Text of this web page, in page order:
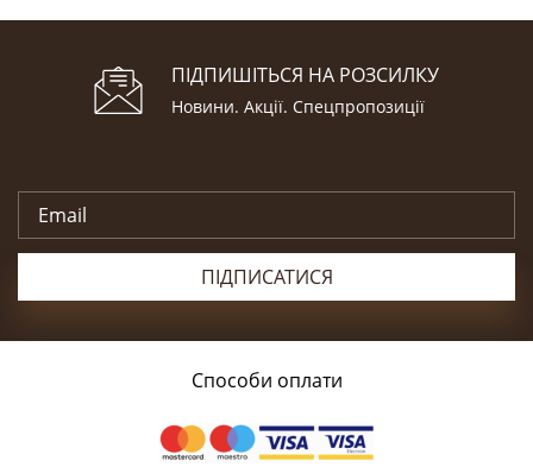
ПІДПИШІТЬСЯ НА РОЗСИЛКУ
Новини. Акції. Cпецпропозиції
ПІДПИСАТИСЯ
Способи оплати